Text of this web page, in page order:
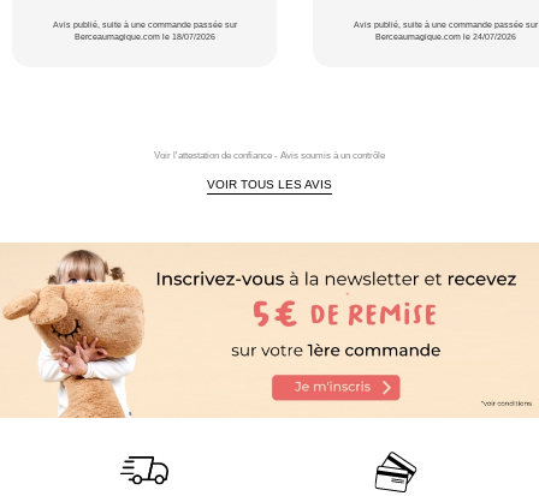
Avis publié, suite à une commande passée sur
Berceaumagique.com le 18/07/2026
Avis publié, suite à une commande passée sur
Berceaumagique.com le 24/07/2026
Voir l'attestation de confiance - Avis soumis à un contrôle
VOIR TOUS LES AVIS